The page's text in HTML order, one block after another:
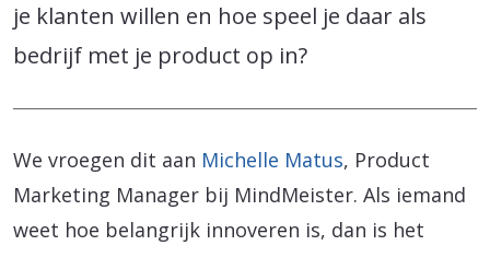
je klanten willen en hoe speel je daar als
bedrijf met je product op in?
We vroegen dit aan Michelle Matus, Product
Marketing Manager bij MindMeister. Als iemand
weet hoe belangrijk innoveren is, dan is het